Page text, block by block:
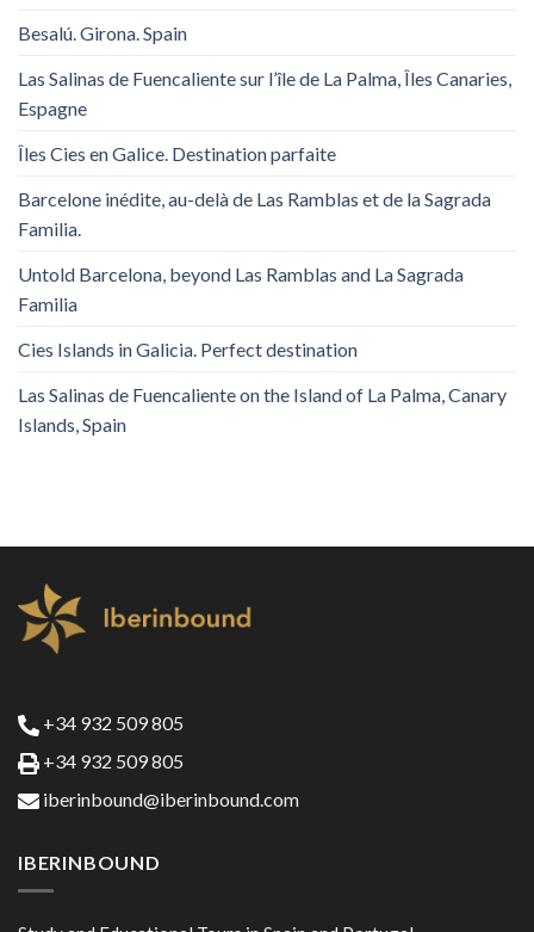
Besalú. Girona. Spain
Las Salinas de Fuencaliente sur l’île de La Palma, Îles Canaries,
Espagne
Îles Cies en Galice. Destination parfaite
Barcelone inédite, au-delà de Las Ramblas et de la Sagrada
Familia.
Untold Barcelona, ​​beyond Las Ramblas and La Sagrada
Familia
Cies Islands in Galicia. Perfect destination
Las Salinas de Fuencaliente on the Island of La Palma, Canary
Islands, Spain
+34 932 509 805
+34 932 509 805
iberinbound@iberinbound.com
IBERINBOUND